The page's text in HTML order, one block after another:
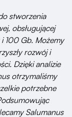
stworzenia
obsługującej
100 Gb. Możemy
rozwój i
Dzięki analizie
otrzymaliśmy
potrzebne
Salumanus